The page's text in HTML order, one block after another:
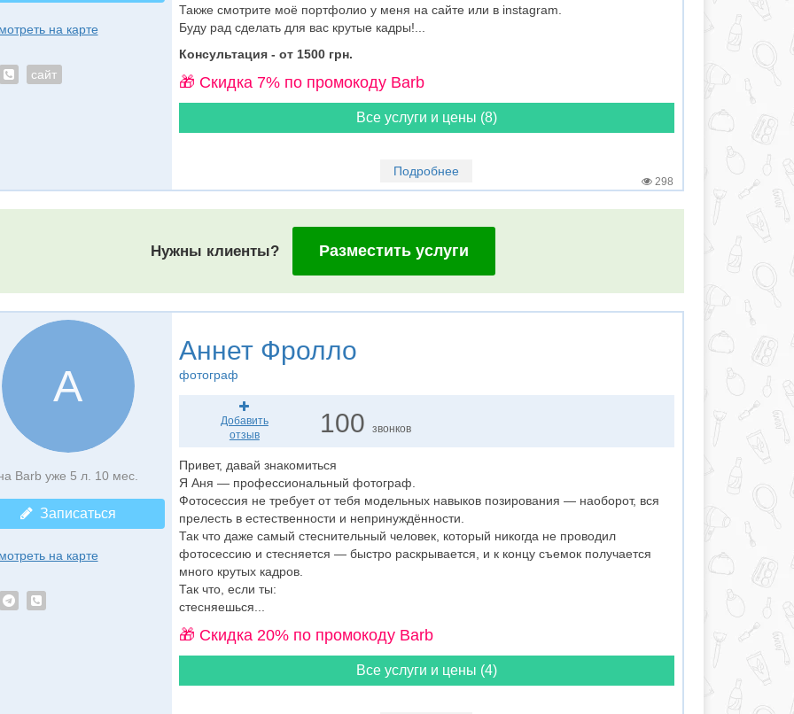
на карте
сайт
Также смотрите моё портфолио у меня на сайте или в instagram.
Буду рад сделать для вас крутые кадры!...
Консультация - от 1500 грн.
🎁 Cкидка 7% по промокоду Barb
Все услуги и цены (8)
Подробнее
298
Нужны клиенты? Разместить услуги
А
Barb уже 5 л. 10 мес.
Записаться
на карте
Аннет Фролло
фотограф
Добавить
отзыв
100звонков
Привет, давай знакомиться
Я Аня — профессиональный фотограф.
Фотосессия не требует от тебя модельных навыков позирования — наоборот, вся
прелесть в естественности и непринуждённости.
Так что даже самый стеснительный человек, который никогда не проводил
фотосессию и стесняется — быстро раскрывается, и к концу съемок получается
много крутых кадров.
Так что, если ты:
стесняешься...
🎁 Cкидка 20% по промокоду Barb
Все услуги и цены (4)